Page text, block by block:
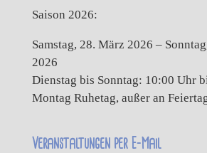
Saison 2026:
Samstag, 28. März 2026 –
2026
Dienstag bis Sonntag: 10:00 Uhr
Montag Ruhetag, außer an
Veranstaltungen per E-Mail